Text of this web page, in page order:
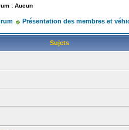
: Aucun
Présentation des membres et
Sujets